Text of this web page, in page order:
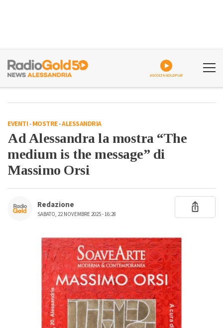
ASCOLTA GOLDPLAY
EVENTI-MOSTRE-ALESSANDRIA
Ad Alessandra la mostra “The
medium is the message” di
Massimo Orsi
Redazione
SABATO, 22 NOVEMBRE 2025 - 16:28